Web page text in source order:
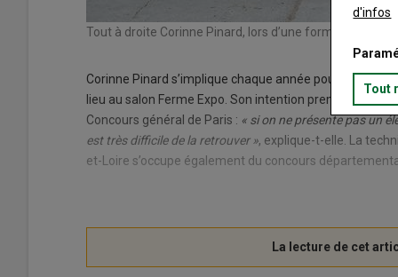
Tout à droite Corinne Pinard, lors d’une formation
Corinne Pinard s’implique chaque année pour que les
lieu au salon Ferme Expo. Son intention première,
Concours général de Paris : « si on ne présente pas un
est très difficile de la retrouver », explique-t-elle. La
et-Loire s’occupe également du concours
d'infos
Tout